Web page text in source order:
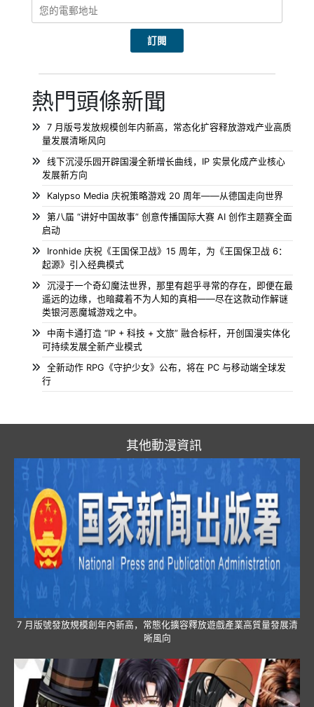
熱門頭條新聞
7 月版号发放规模创年内新高，常态化扩容释放游戏产业高质
量发展清晰风向
线下沉浸乐园开辟国漫全新增长曲线，IP 实景化成产业核心
发展新方向
Kalypso Media 庆祝策略游戏 20 周年——从德国走向世界
第八届 “讲好中国故事” 创意传播国际大赛 AI 创作主题赛全面
启动
Ironhide 庆祝《王国保卫战》15 周年，为《王国保卫战 6：
起源》引入经典模式
沉浸于一个奇幻魔法世界，那里有超乎寻常的存在，即便在最
遥远的边缘，也暗藏着不为人知的真相——尽在这款动作解谜
类银河恶魔城游戏之中。
中南卡通打造 “IP + 科技 + 文旅” 融合标杆，开创国漫实体化
可持续发展全新产业模式
全新动作 RPG《守护少女》公布，将在 PC 与移动端全球发
行
其他動漫資訊
7 月版號發放規模創年內新高，常態化擴容釋放遊戲產業高質量發展清
晰風向